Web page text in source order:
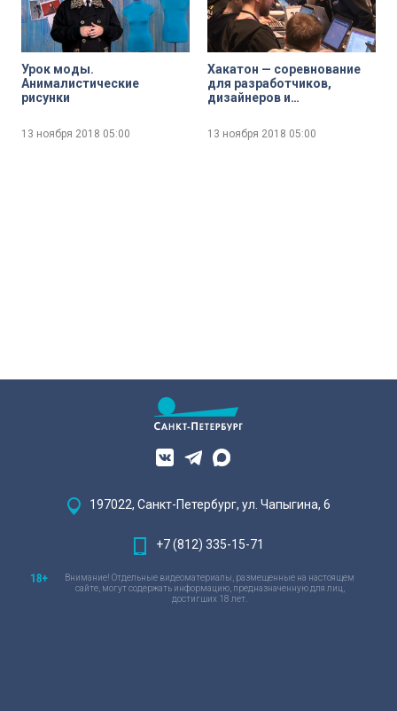
Урок моды.
Анималистические
рисунки
13 ноября 2018 05:00
Хакатон — соревнование
для разработчиков,
дизайнеров и
13 ноября 2018 05:00
197022, Санкт-Петербург, ул. Чапыгина, 6
+7 (812) 335-15-71
Внимание! Отдельные видеоматериалы, размещенные на настоящем
сайте, могут содержать информацию, предназначенную для лиц,
достигших 18 лет.